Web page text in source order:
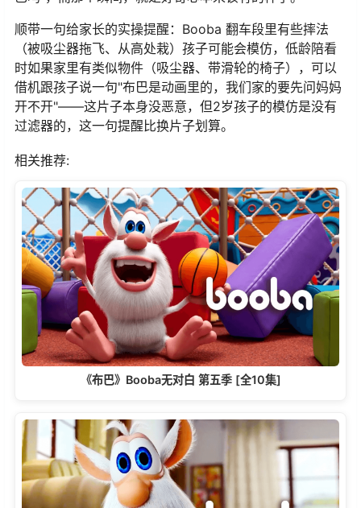
顺带一句给家长的实操提醒：Booba 翻车段里有些摔法
（被吸尘器拖飞、从高处栽）孩子可能会模仿，低龄陪看
时如果家里有类似物件（吸尘器、带滑轮的椅子），可以
借机跟孩子说一句"布巴是动画里的，我们家的要先问妈妈
开不开"——这片子本身没恶意，但2岁孩子的模仿是没有
过滤器的，这一句提醒比换片子划算。
相关推荐:
《布巴》Booba无对白 第五季 [全10集]